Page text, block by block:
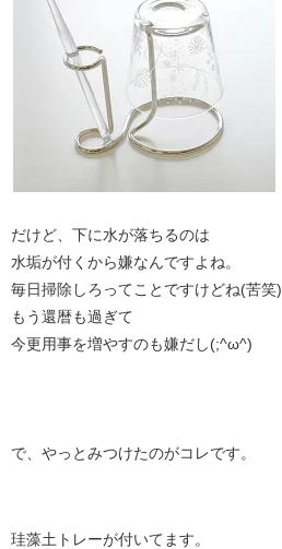
だけど、下に水が落ちるのは
水垢が付くから嫌なんですよね。
毎日掃除しろってことですけどね(苦笑)
もう還暦も過ぎて
今更用事を増やすのも嫌だし(;^ω^)
で、やっとみつけたのがコレです。
珪藻土トレーが付いてます。